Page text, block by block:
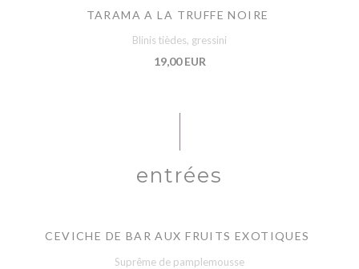
TARAMA A LA TRUFFE NOIRE
Blinis tièdes, gressini
19,00 EUR
entrées
CEVICHE DE BAR AUX FRUITS EXOTIQUES
Suprême de pamplemousse